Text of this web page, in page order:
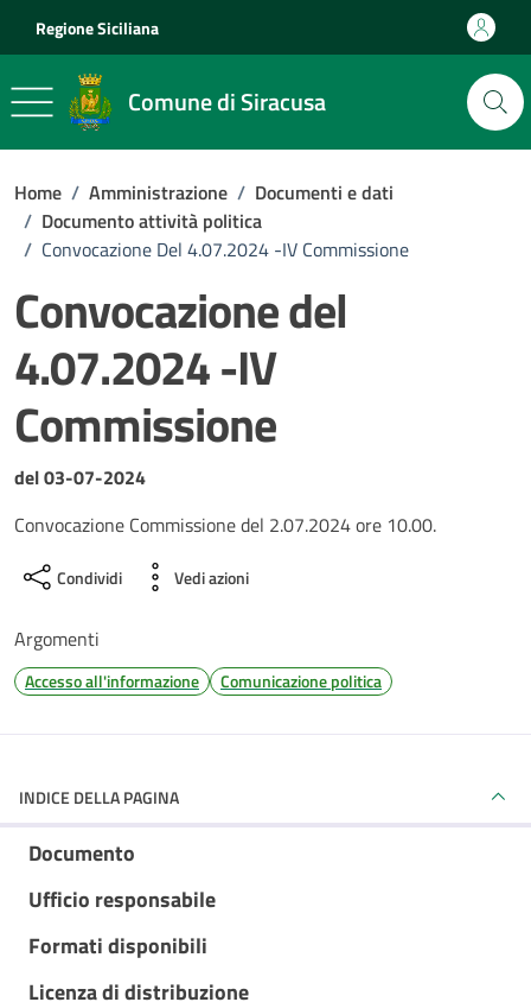
Regione Siciliana
Comune di Siracusa
Home / Amministrazione / Documenti e dati
/ Documento attività politica
/ Convocazione Del 4.07.2024 -IV Commissione
Convocazione del
4.07.2024 -IV
Commissione
Dettagli del documento
del 03-07-2024
Convocazione Commissione del 2.07.2024 ore 10.00.
Condividi Vedi azioni
Argomenti
Accesso all'informazione Comunicazione politica
INDICE DELLA PAGINA
Documento
Ufficio responsabile
Formati disponibili
Licenza di distribuzione